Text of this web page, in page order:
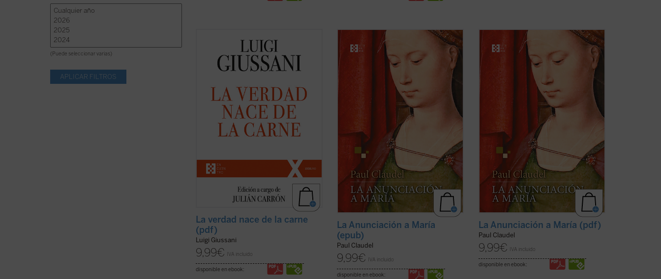
(Puede seleccionar varias)
El presente volumen recoge las lecciones
pronunciadas por don Luigi Giussani en
los Ejercicios Espirituales de la
Fraternidad de Comunión y Liberación --y
entre 1988 y 1990.
¿Qué es el cristianismo ...
(ver ficha)
La verdad nace de la carne
(pdf)
Luigi Giussani
9,99€ IVA incluido
disponible en ebook:
A la vez brutal y religiosa, simbolista y
romántica, poética y realista,
Anunciación a Maríaes probablemente
la obra más emblemática y popular de su
autor. Claudel trabajó sobre ella durante
más de veinte años, despojándola de ...
La Anunciación a María
(epub)
Paul Claudel
9,99€ IVA incluido
disponible en ebook:
A la vez brutal y religiosa, simbolista y
romántica, poética y realista,
Anunciación a Maríaes probablemente
la obra más emblemática y popular de su
autor. Claudel trabajó sobre ella durante
más de veinte años, despojándola de ...
La Anunciación a María (pdf)
Paul Claudel
9,99€ IVA incluido
disponible en ebook: